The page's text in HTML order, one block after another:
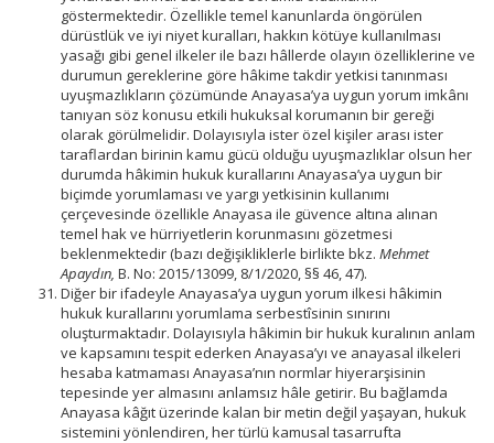
göstermektedir. Özellikle temel kanunlarda öngörülen
dürüstlük ve iyi niyet kuralları, hakkın kötüye kullanılması
yasağı gibi genel ilkeler ile bazı hâllerde olayın özelliklerine ve
durumun gereklerine göre hâkime takdir yetkisi tanınması
uyuşmazlıkların çözümünde Anayasa’ya uygun yorum imkânı
tanıyan söz konusu etkili hukuksal korumanın bir gereği
olarak görülmelidir. Dolayısıyla ister özel kişiler arası ister
taraflardan birinin kamu gücü olduğu uyuşmazlıklar olsun her
durumda hâkimin hukuk kurallarını Anayasa’ya uygun bir
biçimde yorumlaması ve yargı yetkisinin kullanımı
çerçevesinde özellikle Anayasa ile güvence altına alınan
temel hak ve hürriyetlerin korunmasını gözetmesi
beklenmektedir (bazı değişikliklerle birlikte bkz. Mehmet
Apaydın, B. No: 2015/13099, 8/1/2020, §§ 46, 47).
Diğer bir ifadeyle Anayasa’ya uygun yorum ilkesi hâkimin
hukuk kurallarını yorumlama serbestîsinin sınırını
oluşturmaktadır. Dolayısıyla hâkimin bir hukuk kuralının anlam
ve kapsamını tespit ederken Anayasa’yı ve anayasal ilkeleri
hesaba katmaması Anayasa’nın normlar hiyerarşisinin
tepesinde yer almasını anlamsız hâle getirir. Bu bağlamda
Anayasa kâğıt üzerinde kalan bir metin değil yaşayan, hukuk
sistemini yönlendiren, her türlü kamusal tasarrufta